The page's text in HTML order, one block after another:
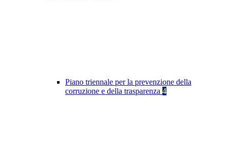
Piano triennale per la prevenzione della
corruzione e della trasparenza 4